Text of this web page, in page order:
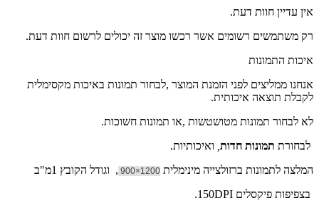
אין עדיין חוות דעת.
רק משתמשים רשומים אשר רכשו מוצר זה יכולים לרשום חוות דעת.
איכות התמונות
אנחנו ממליצים לפני הזמנת המוצר ,לבחור תמונות באיכות מקסימלית
לקבלת תוצאה איכותית.
לא לבחור תמונות מטושטשות ,או תמונות חשוכות.
לבחורת תמונות חדות ואיכותיות.
המלצה לתמונות ברזולצייה מינימלית 1200×900
, וגודל הקובץ 1מ"ב
בצפיפות פיקסלים 150DPI.